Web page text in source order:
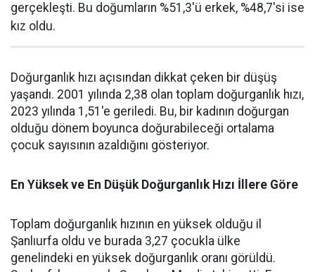
gerçekleşti. Bu doğumların %51,3'ü erkek, %48,7'si ise
kız oldu.
Doğurganlık hızı açısından dikkat çeken bir düşüş
yaşandı. 2001 yılında 2,38 olan toplam doğurganlık hızı,
2023 yılında 1,51'e geriledi. Bu, bir kadının doğurgan
olduğu dönem boyunca doğurabileceği ortalama
çocuk sayısının azaldığını gösteriyor.
En Yüksek ve En Düşük Doğurganlık Hızı İllere Göre
Toplam doğurganlık hızının en yüksek olduğu il
Şanlıurfa oldu ve burada 3,27 çocukla ülke
genelindeki en yüksek doğurganlık oranı görüldü.